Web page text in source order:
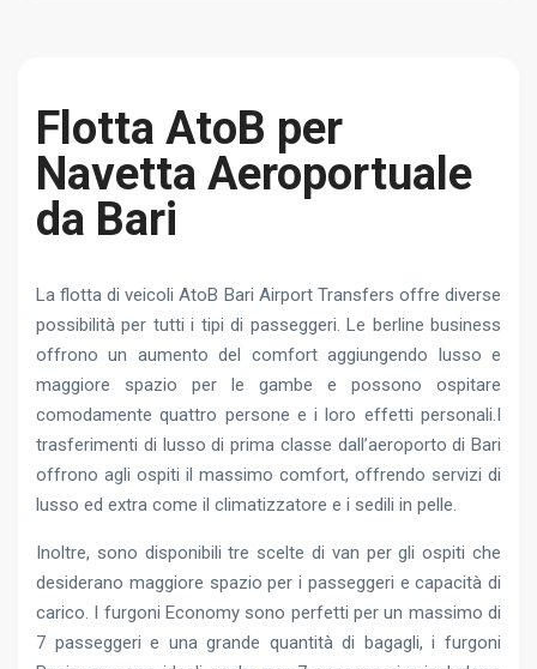
Flotta AtoB per
Navetta Aeroportuale
da Bari
La flotta di veicoli AtoB Bari Airport Transfers offre diverse
possibilità per tutti i tipi di passeggeri. Le berline business
offrono un aumento del comfort aggiungendo lusso e
maggiore spazio per le gambe e possono ospitare
comodamente quattro persone e i loro effetti personali.I
trasferimenti di lusso di prima classe dall’aeroporto di Bari
offrono agli ospiti il ​​massimo comfort, offrendo servizi di
lusso ed extra come il climatizzatore e i sedili in pelle.
Inoltre, sono disponibili tre scelte di van per gli ospiti che
desiderano maggiore spazio per i passeggeri e capacità di
carico. I furgoni Economy sono perfetti per un massimo di
7 passeggeri e una grande quantità di bagagli, i furgoni